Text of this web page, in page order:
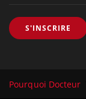
S'INSCRIRE
Pourquoi Docteur